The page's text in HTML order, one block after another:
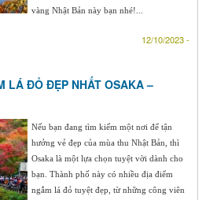
vàng Nhật Bản này bạn nhé!...
12/10/2023 -
LÁ ĐỎ ĐẸP NHẤT OSAKA –
Nếu bạn đang tìm kiếm một nơi để tận
hưởng vẻ đẹp của mùa thu Nhật Bản, thì
Osaka là một lựa chọn tuyệt vời dành cho
bạn. Thành phố này có nhiều địa điểm
ngắm lá đỏ tuyệt đẹp, từ những công viên